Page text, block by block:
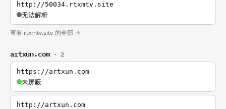
http://50034.rtxmtv.site
无法解析
查看 rtxmtv.site 的全部 →
artxun.com · 2
https://artxun.com
未屏蔽
http://artxun.com